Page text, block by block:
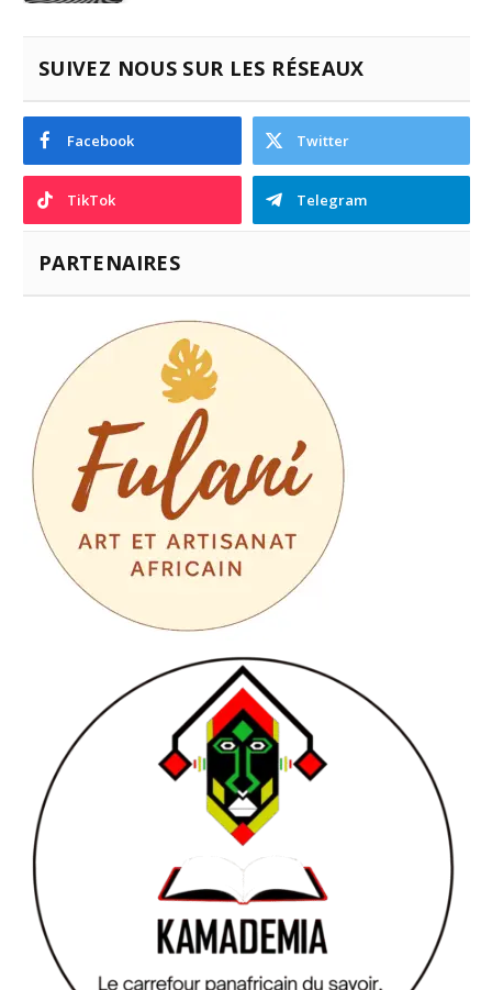
SUIVEZ NOUS SUR LES RÉSEAUX
Facebook Twitter
TikTok Telegram
PARTENAIRES